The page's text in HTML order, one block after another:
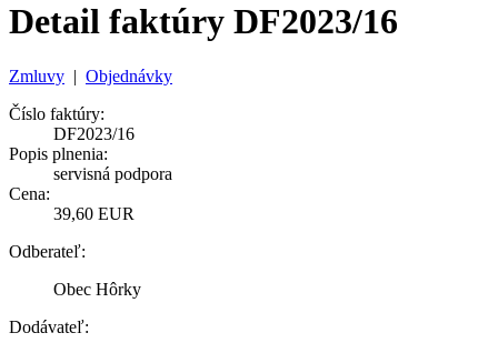
Detail faktúry DF2023/16
Zmluvy | Objednávky
Číslo faktúry:
DF2023/16
Popis plnenia:
servisná podpora
Cena:
39,60 EUR
Odberateľ:
Obec Hôrky
Dodávateľ: